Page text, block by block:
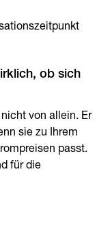
ob sich
von allein. Er
sie zu Ihrem
passt.
für die